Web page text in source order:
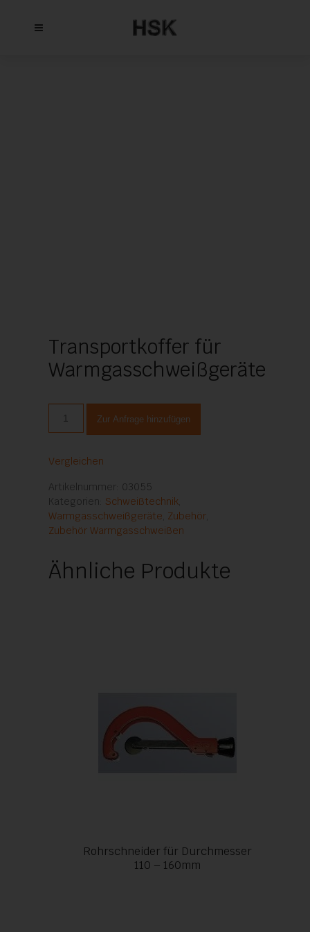
Transportkoffer für
Warmgasschweißgeräte
Warmgasschweißgeräte
Zur Anfrage hinzufügen
Vergleichen
Artikelnummer: 03055
Kategorien: Schweißtechnik
Warmgasschweißgeräte Zubehör
Zubehör Warmgasschweißen
Ähnliche Produkte
Rohrschneider für Durchmesser
110 – 160mm